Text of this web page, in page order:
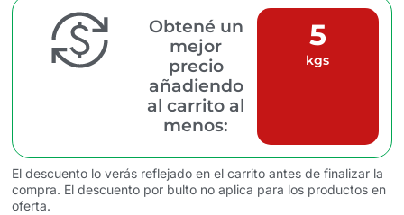
Obtené un
mejor
precio
añadiendo
al carrito al
menos:
5
kgs
El descuento lo verás reflejado en el carrito antes de finalizar la
compra. El descuento por bulto no aplica para los productos en
oferta.